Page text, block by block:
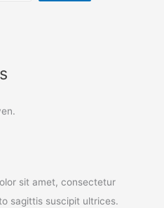
sit amet, consectetur
sagittis suscipit ultrices.